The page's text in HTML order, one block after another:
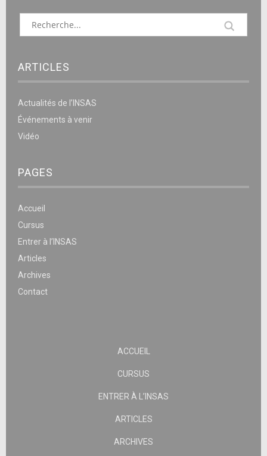
ARTICLES
Actualités de l’INSAS
Événements à venir
Vidéo
PAGES
Accueil
Cursus
Entrer à l’INSAS
Articles
Archives
Contact
ACCUEIL
CURSUS
ENTRER À L’INSAS
ARTICLES
ARCHIVES